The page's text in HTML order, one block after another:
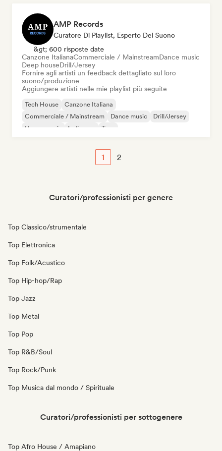
AMP Records
Curatore Di Playlist, Esperto Del Suono
&gt; 600 risposte date
Canzone ItalianaCommerciale / MainstreamDance music
Deep houseDrill/Jersey
Fornire agli artisti un feedback dettagliato sul loro
suono/produzione
Aggiungere artisti nelle mie playlist più seguite
Tech House
Canzone Italiana
Commerciale / Mainstream
Dance music
Drill/Jersey
House music
Indie pop Trap
1 2
Curatori/professionisti per genere
Top Classico/strumentale
Top Elettronica
Top Folk/Acustico
Top Hip-hop/Rap
Top Jazz
Top Metal
Top Pop
Top R&B/Soul
Top Rock/Punk
Top Musica dal mondo / Spirituale
Curatori/professionisti per sottogenere
Top Afro House / Amapiano